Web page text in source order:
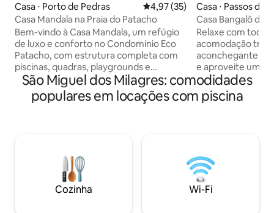
Casa ⋅ Porto de Pedras 4,97 de uma avaliação média
4,97 (35)
Casa Mandala na Praia do Patacho
Bem-vindo à Casa Mandala, um refúgio
de luxo e conforto no Condomínio Eco
Patacho, com estrutura completa com
piscinas, quadras, playgrounds e
segurança 24h. Ideal para famílias ou
grupos, a casa acomoda até 9 adultos
com 3 suítes. Com piscina privativa, área
natureza! Estamos perto de mercados,
restaurantes e das belezas naturais de
Milagres e Maragogi!
Casa ⋅ Passos de
Casa Bangalô dos
Relaxe com toda
acomodação
aconchegante pé
e aproveite uma
Rota Ecológica
Marceneiro. São
conforto e uma
a parte. 300m da
prox a Capela
acontecem
São Miguel dos Milagres: comodidades
populares em locações com piscina
Cozinha Wi-Fi